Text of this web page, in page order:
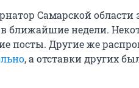
Самарской области
ближайшие недели.
посты. Другие же
, а отставки других